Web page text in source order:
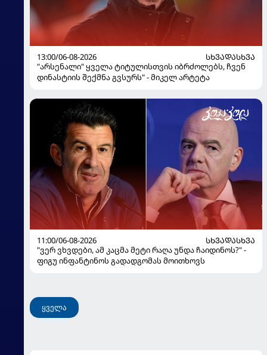
13:00/06-08-2026
ᲡᲮᲕᲐᲓᲐᲡᲮᲕᲐ
"არსენალი" ყველა ტიტულისთვის იბრძოლებს, ჩვენ
დინასტიის შექმნა გვსურს" - მიკელ არტეტა
11:00/06-08-2026
ᲡᲮᲕᲐᲓᲐᲡᲮᲕᲐ
"ვერ ვხვდები, ამ კაცმა მეტი რაღა უნდა ჩაიდინოს?" -
ფიგუ ინფანტინოს გადადგომას მოითხოვს
ყველა